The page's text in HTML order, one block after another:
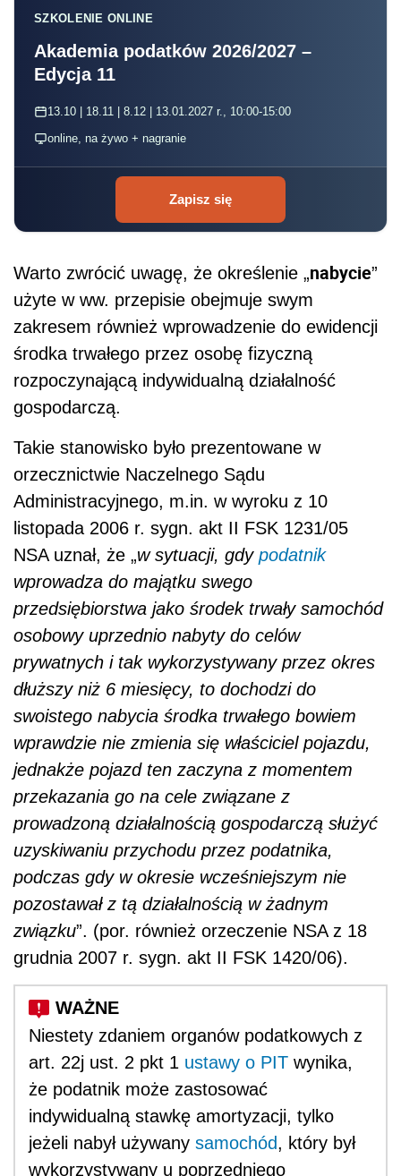
SZKOLENIE ONLINE
Akademia podatków 2026/2027 –
Edycja 11
13.10 | 18.11 | 8.12 | 13.01.2027 r., 10:00-15:00
online, na żywo + nagranie
Zapisz się
Warto zwrócić uwagę, że określenie „nabycie”
użyte w ww. przepisie obejmuje swym
zakresem również wprowadzenie do ewidencji
środka trwałego przez osobę fizyczną
rozpoczynającą indywidualną działalność
gospodarczą.
Takie stanowisko było prezentowane w
orzecznictwie Naczelnego Sądu
Administracyjnego, m.in. w wyroku z 10
listopada 2006 r. sygn. akt II FSK 1231/05
NSA uznał, że „w sytuacji, gdy podatnik
wprowadza do majątku swego
przedsiębiorstwa jako środek trwały samochód
osobowy uprzednio nabyty do celów
prywatnych i tak wykorzystywany przez okres
dłuższy niż 6 miesięcy, to dochodzi do
swoistego nabycia środka trwałego bowiem
wprawdzie nie zmienia się właściciel pojazdu,
jednakże pojazd ten zaczyna z momentem
przekazania go na cele związane z
prowadzoną działalnością gospodarczą służyć
uzyskiwaniu przychodu przez podatnika,
podczas gdy w okresie wcześniejszym nie
pozostawał z tą działalnością w żadnym
związku”. (por. również orzeczenie NSA z 18
grudnia 2007 r. sygn. akt II FSK 1420/06).
Niestety zdaniem organów podatkowych z
art. 22j ust. 2 pkt 1 ustawy o PIT wynika,
że podatnik może zastosować
indywidualną stawkę amortyzacji, tylko
jeżeli nabył używany samochód, który był
wykorzystywany u poprzedniego